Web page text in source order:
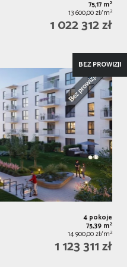
75,17 m2
13 600,00 zł/m2
1 022 312 zł
BEZ PROWIZJI
4 pokoje
75,39 m2
14 900,00 zł/m2
1 123 311 zł